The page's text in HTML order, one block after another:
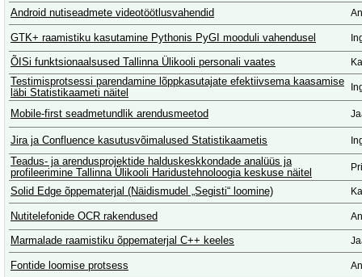
Android nutiseadmete videotöötlusvahendid
GTK+ raamistiku kasutamine Pythonis PyGI mooduli vahendusel
ÕISi funktsionaalsused Tallinna Ülikooli personali vaates
Testimisprotsessi parendamine lõppkasutajate efektiivsema kaasamise
läbi Statistikaameti näitel
Mobile-first seadmetundlik arendusmeetod
Jira ja Confluence kasutusvõimalused Statistikaametis
Teadus- ja arendusprojektide halduskeskkondade analüüs ja
profileerimine Tallinna Ülikooli Haridustehnoloogia keskuse näitel
Solid Edge õppematerjal (Näidismudel „Segisti“ loomine)
Nutitelefonide OCR rakendused
Marmalade raamistiku õppematerjal C++ keeles
Fontide loomise protsess